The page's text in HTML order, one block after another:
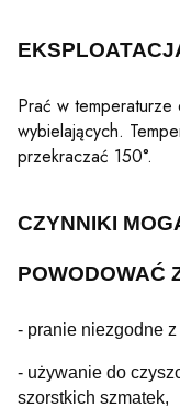
Prać w
wybielających.
przekraczać 150°.
CZYNNIKI
POWODOWAĆ
- pranie niezgodne
- używanie do
szorstkich szmatek,